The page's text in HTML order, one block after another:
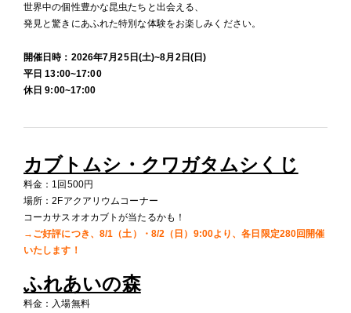
世界中の個性豊かな昆虫たちと出会える、
発見と驚きにあふれた特別な体験をお楽しみください。
開催日時：2026年7月25日(土)~8月2日(日)
平日 13:00~17:00
休日 9:00~17:00
カブトムシ・クワガタムシくじ
料金：1回500円
場所：2Fアクアリウムコーナー
コーカサスオオカブトが当たるかも！
→ご好評につき、8/1（土）・8/2（日）9:00より、各日限定280回開催
いたします！
ふれあいの森
料金：入場無料